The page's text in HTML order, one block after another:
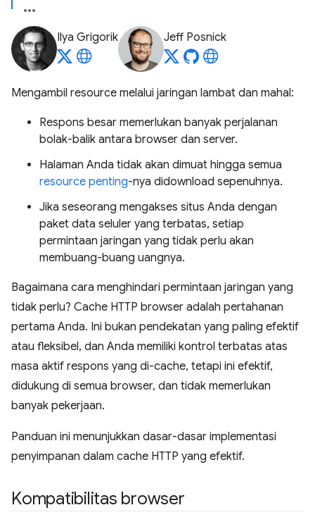
Ilya Grigorik Jeff Posnick
Mengambil resource melalui jaringan lambat dan mahal:
Respons besar memerlukan banyak perjalanan
bolak-balik antara browser dan server.
Halaman Anda tidak akan dimuat hingga semua
resource penting-nya didownload sepenuhnya.
Jika seseorang mengakses situs Anda dengan
paket data seluler yang terbatas, setiap
permintaan jaringan yang tidak perlu akan
membuang-buang uangnya.
Bagaimana cara menghindari permintaan jaringan yang
tidak perlu? Cache HTTP browser adalah pertahanan
pertama Anda. Ini bukan pendekatan yang paling efektif
atau fleksibel, dan Anda memiliki kontrol terbatas atas
masa aktif respons yang di-cache, tetapi ini efektif,
didukung di semua browser, dan tidak memerlukan
banyak pekerjaan.
Panduan ini menunjukkan dasar-dasar implementasi
penyimpanan dalam cache HTTP yang efektif.
Kompatibilitas browser